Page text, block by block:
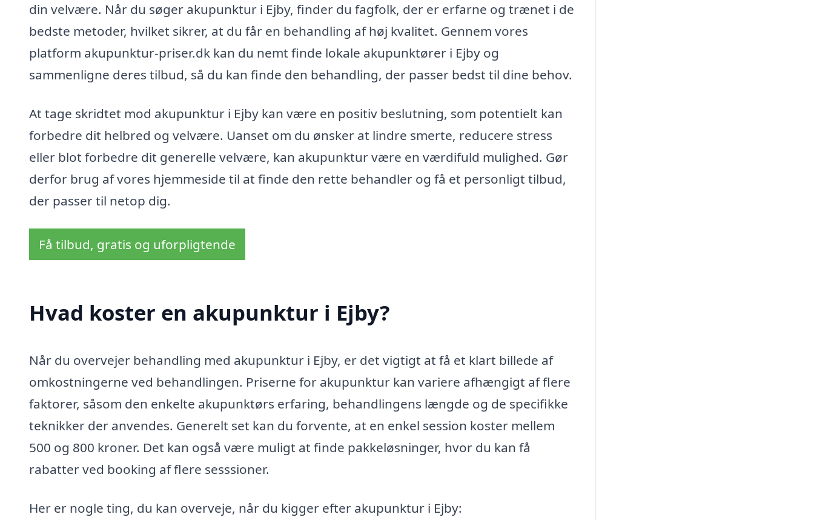
din velvære. Når du søger akupunktur i Ejby, finder du fagfolk, der er erfarne og trænet i de
bedste metoder, hvilket sikrer, at du får en behandling af høj kvalitet. Gennem vores
platform akupunktur-priser.dk kan du nemt finde lokale akupunktører i Ejby og
sammenligne deres tilbud, så du kan finde den behandling, der passer bedst til dine behov.
At tage skridtet mod akupunktur i Ejby kan være en positiv beslutning, som potentielt kan
forbedre dit helbred og velvære. Uanset om du ønsker at lindre smerte, reducere stress
eller blot forbedre dit generelle velvære, kan akupunktur være en værdifuld mulighed. Gør
derfor brug af vores hjemmeside til at finde den rette behandler og få et personligt tilbud,
der passer til netop dig.
Få tilbud, gratis og uforpligtende
Hvad koster en akupunktur i Ejby?
Når du overvejer behandling med akupunktur i Ejby, er det vigtigt at få et klart billede af
omkostningerne ved behandlingen. Priserne for akupunktur kan variere afhængigt af flere
faktorer, såsom den enkelte akupunktørs erfaring, behandlingens længde og de specifikke
teknikker der anvendes. Generelt set kan du forvente, at en enkel session koster mellem
500 og 800 kroner. Det kan også være muligt at finde pakkeløsninger, hvor du kan få
rabatter ved booking af flere sesssioner.
Her er nogle ting, du kan overveje, når du kigger efter akupunktur i Ejby: